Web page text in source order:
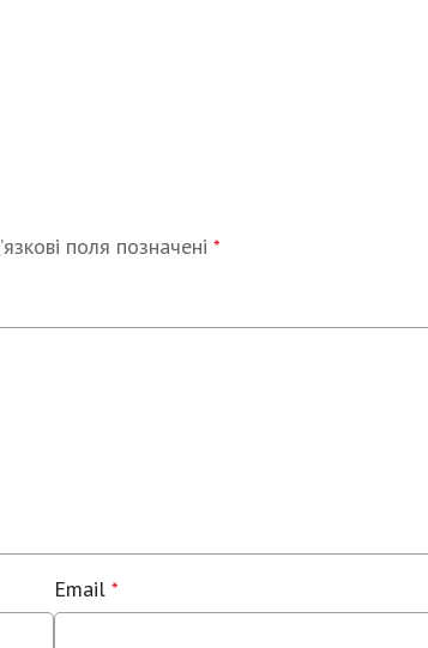
поля позначені *
Email*